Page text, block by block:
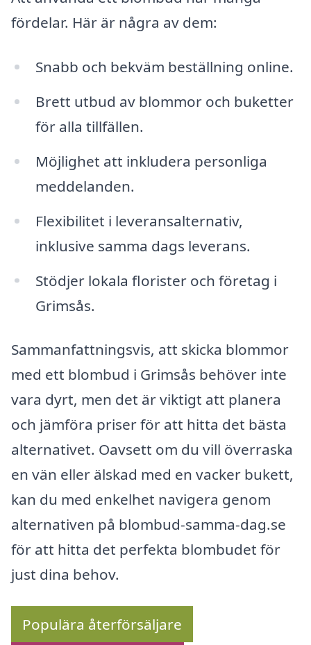
fördelar. Här är några av dem:
Snabb och bekväm beställning online.
Brett utbud av blommor och buketter
för alla tillfällen.
Möjlighet att inkludera personliga
meddelanden.
Flexibilitet i leveransalternativ,
inklusive samma dags leverans.
Stödjer lokala florister och företag i
Grimsås.
Sammanfattningsvis, att skicka blommor
med ett blombud i Grimsås behöver inte
vara dyrt, men det är viktigt att planera
och jämföra priser för att hitta det bästa
alternativet. Oavsett om du vill överraska
en vän eller älskad med en vacker bukett,
kan du med enkelhet navigera genom
alternativen på blombud-samma-dag.se
för att hitta det perfekta blombudet för
just dina behov.
Populära återförsäljare